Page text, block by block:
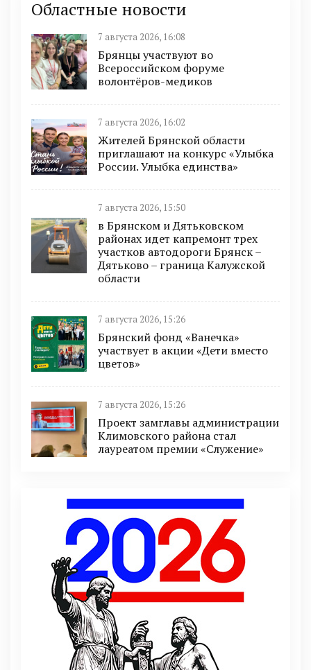
Областные новости
7 августа 2026, 16:08
Брянцы участвуют во
Всероссийском форуме
волонтёров-медиков
7 августа 2026, 16:02
Жителей Брянской области
приглашают на конкурс «Улыбка
России. Улыбка единства»
7 августа 2026, 15:50
в Брянском и Дятьковском
районах идет капремонт трех
участков автодороги Брянск –
Дятьково – граница Калужской
области
7 августа 2026, 15:26
Брянский фонд «Ванечка»
участвует в акции «Дети вместо
цветов»
7 августа 2026, 15:26
Проект замглавы администрации
Климовского района стал
лауреатом премии «Служение»